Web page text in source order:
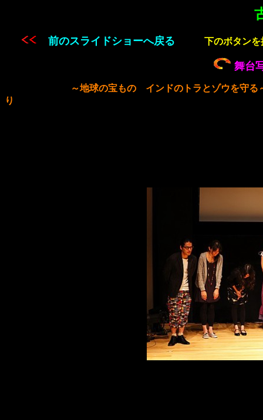
前のスライドショーへ戻る 下のボタンを
舞台
～地球の宝もの インドのトラとゾウを守
り